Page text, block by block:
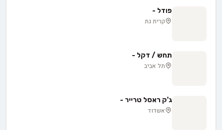
פודל -
קרית גת
תחש / דקל -
תל אביב
ג'ק ראסל טרייר -
אשדוד